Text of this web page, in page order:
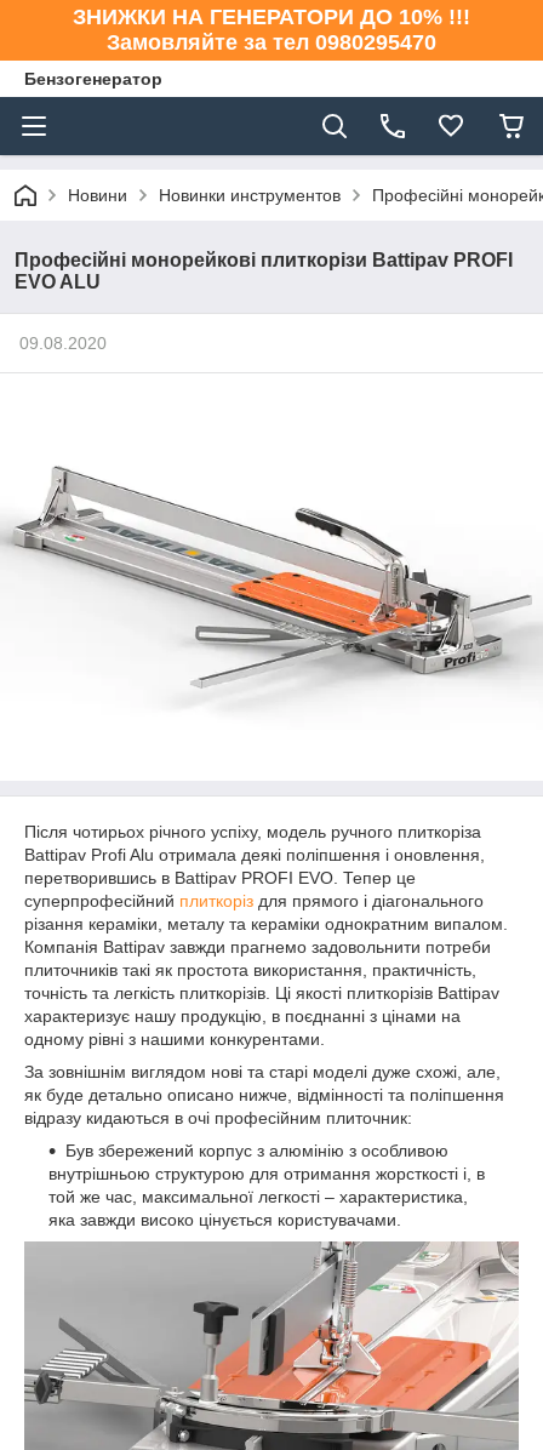
ЗНИЖКИ НА ГЕНЕРАТОРИ ДО 10% !!!
Замовляйте за тел 0980295470
Бензогенератор
Новини Новинки инструментов Професійні
Професійні монорейкові плиткорізи Battipav PROFI
EVO ALU
09.08.2020
Після чотирьох річного успіху, модель ручного плиткоріза
Battipav Profi Alu отримала деякі поліпшення і оновлення,
перетворившись в Battipav PROFI EVO. Тепер це
суперпрофесійний плиткоріз для прямого і діагонального
різання кераміки, металу та кераміки однократним випалом.
Компанія Battipav завжди прагнемо задовольнити потреби
плиточників такі як простота використання, практичність,
точність та легкість плиткорізів. Ці якості плиткорізів Battipav
характеризує нашу продукцію, в поєднанні з цінами на
одному рівні з нашими конкурентами.
За зовнішнім виглядом нові та старі моделі дуже схожі, але,
як буде детально описано нижче, відмінності та поліпшення
відразу кидаються в очі професійним плиточник:
Був збережений корпус з алюмінію з особливою
внутрішньою структурою для отримання жорсткості і, в
той же час, максимальної легкості – характеристика,
яка завжди високо цінується користувачами.